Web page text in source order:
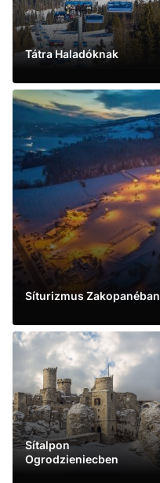
Tátra Haladóknak
See more
Síturizmus Zakopanéban
See more
Sítalpon
Ogrodzieniecben